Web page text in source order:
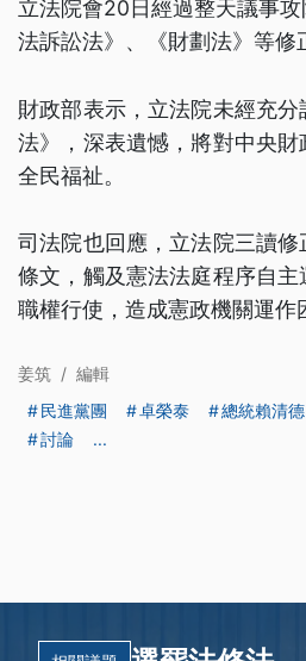
立法院會20日經過整天議事
法訴訟法》、《財劃法》等修
財政部表示，立法院未經充
法》，深表遺憾，將對中央
全民福祉。
司法院也回應，立法院三讀
條文，觸及憲法法庭程序自
職權行使，造成憲政機關運作
姜筑 / 編輯
民進黨團
卓榮泰
總統賴清德
討論
...